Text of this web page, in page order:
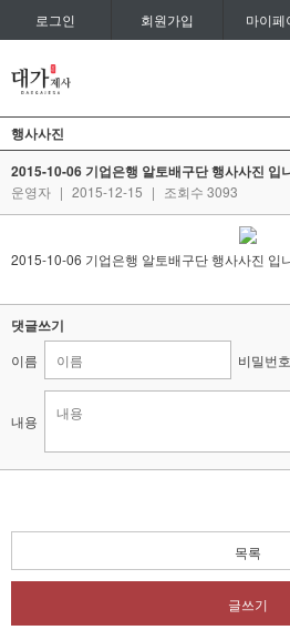
로그인 회원가입 마이페
행사사진
2015-10-06 기업은행 알토배구단 행사사진 입
운영자 | 2015-12-15 | 조회수 3093
2015-10-06 기업은행 알토배구단 행사사진 입
댓글쓰기
이름 비밀번호
내용
목록
글쓰기